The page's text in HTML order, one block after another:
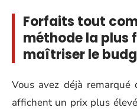
Forfaits tout
méthode la plus
maîtriser le
Vous avez déjà remarqué
affichent un prix plus